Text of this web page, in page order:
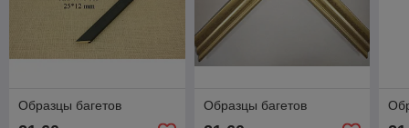
Образцы багетов Образцы багетов